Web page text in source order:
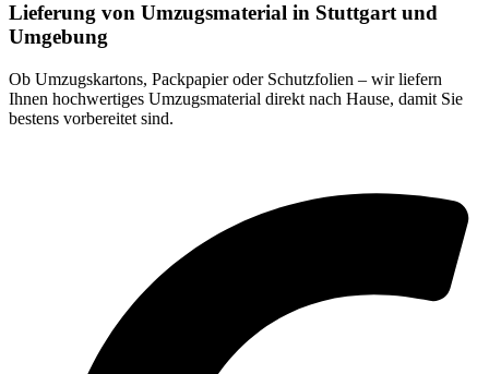
Lieferung von Umzugsmaterial in Stuttgart und
Umgebung
Ob Umzugskartons, Packpapier oder Schutzfolien – wir liefern
Ihnen hochwertiges Umzugsmaterial direkt nach Hause, damit Sie
bestens vorbereitet sind.